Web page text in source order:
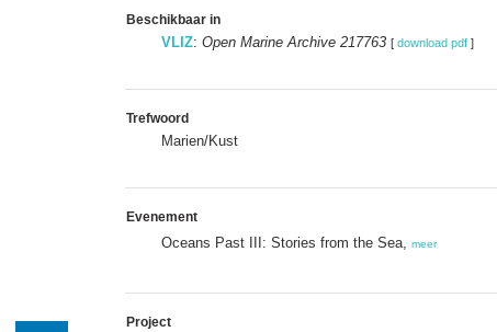
Beschikbaar in
VLIZ: Open Marine Archive 217763 [ download pdf ]
Trefwoord
Marien/Kust
Evenement
Oceans Past III: Stories from the Sea, meer
Project